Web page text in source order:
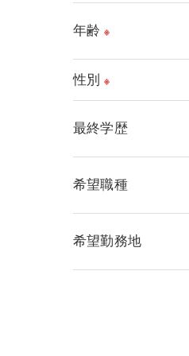
年齢 ※
性別 ※
最終学歴
希望職種
希望勤務地